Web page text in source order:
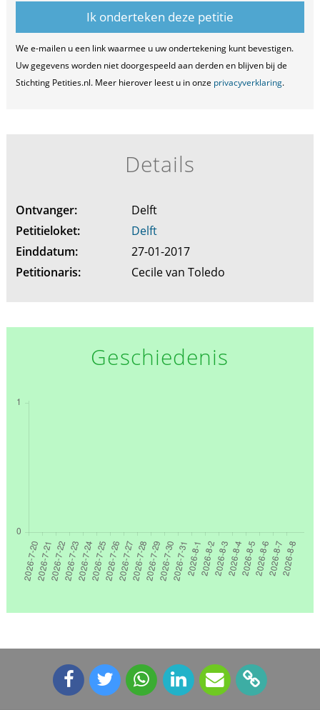
We e-mailen u een link waarmee u uw ondertekening kunt bevestigen.
Uw gegevens worden niet doorgespeeld aan derden en blijven bij de
Stichting Petities.nl. Meer hierover leest u in onze privacyverklaring.
Details
Ontvanger:
Delft
Petitieloket:
Delft
Einddatum:
27-01-2017
Petitionaris:
Cecile van Toledo
Geschiedenis